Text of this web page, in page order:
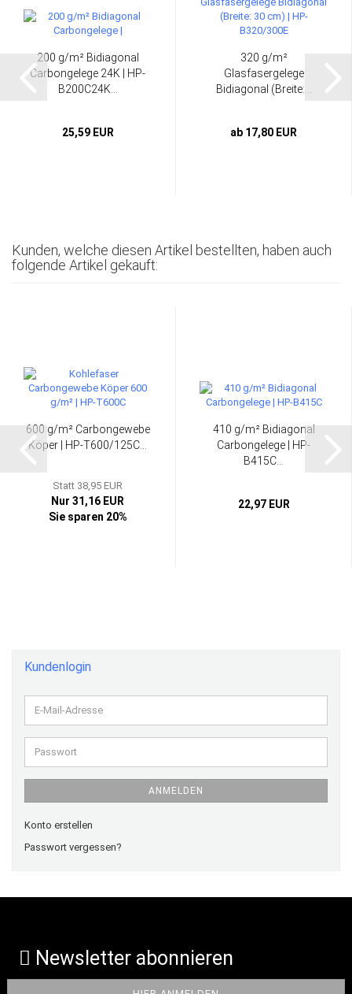
200 g/m² Bidiagonal
Carbongelege 24K | HP-
B200C24K...
25,59 EUR
320 g/m²
Glasfasergelege
Bidiagonal (Breite:...
ab 17,80 EUR
Kunden, welche diesen Artikel bestellten, haben auch
folgende Artikel gekauft:
600 g/m² Carbongewebe
Köper | HP-T600/125C...
Statt 38,95 EUR
Nur 31,16 EUR
Sie sparen 20%
410 g/m² Bidiagonal
Carbongelege | HP-
B415C...
22,97 EUR
Kundenlogin
E-
Mail-
Adresse
Passwort
ANMELDEN
Konto erstellen
Passwort vergessen?
Newsletter abonnieren